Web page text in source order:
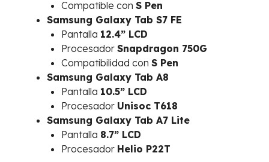
Compatible con S Pen
Samsung Galaxy Tab S7 FE
Pantalla 12.4” LCD
Procesador Snapdragon 750G
Compatibilidad con S Pen
Samsung Galaxy Tab A8
Pantalla 10.5” LCD
Procesador Unisoc T618
Samsung Galaxy Tab A7 Lite
Pantalla 8.7” LCD
Procesador Helio P22T